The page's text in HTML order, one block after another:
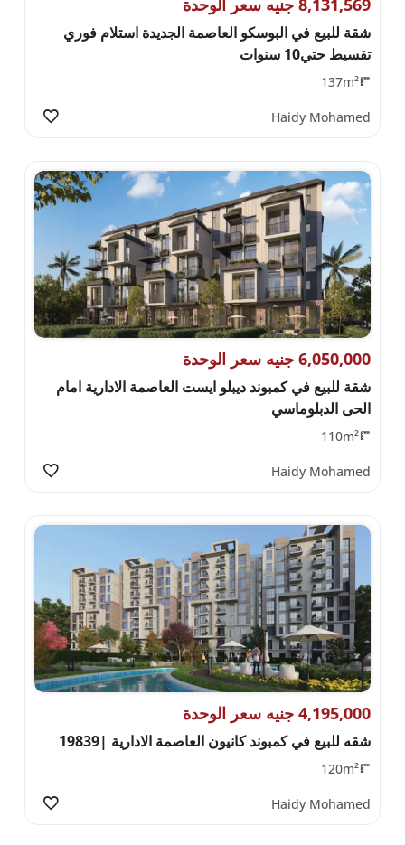
8,131,569 جنيه سعر الوحدة
شقة للبيع في البوسكو العاصمة الجديدة استلام فوري
تقسيط حتي10 سنوات
137m²
Haidy Mohamed
6,050,000 جنيه سعر الوحدة
شقة للبيع في كمبوند ديبلو ايست العاصمة الادارية امام
الحى الدبلوماسي
110m²
Haidy Mohamed
4,195,000 جنيه سعر الوحدة
شقه للبيع في كمبوند كانيون العاصمة الادارية |19839
120m²
Haidy Mohamed